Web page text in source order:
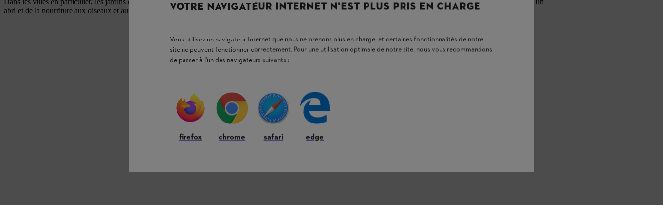
Dans les villes en particulier, les jardins de façade plantés contrastent avec les rues gris bitume. Ils sont également précieux d’un point de vue écologique, car ils fournissent un
abri et de la nourriture aux oiseaux et aux insectes.
VOTRE NAVIGATEUR INTERNET N'EST PLUS PRIS EN CHARGE
Vous utilisez un navigateur Internet que nous ne prenons plus en charge, et certaines fonctionnalités de notre
site ne peuvent fonctionner correctement. Pour une utilisation optimale de notre site, nous vous recommandons
de passer à l'un des navigateurs suivants :
firefox chrome safari edge